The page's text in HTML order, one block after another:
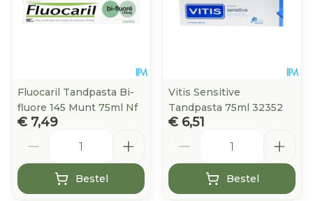
Fluocaril Tandpasta Bi-
fluore 145 Munt 75ml Nf
€ 7,49
Bestel
Vitis Sensitive
Tandpasta 75ml 32352
€ 6,51
Bestel